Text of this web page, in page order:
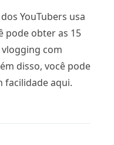
YouTubers usa
pode obter as 15
com
disso, você pode
facilidade aqui.